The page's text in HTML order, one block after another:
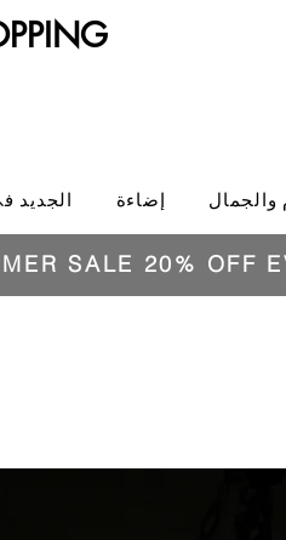
الجديد إضاءة والجمال
SALE 20% OFF